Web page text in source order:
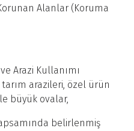
Alanlar (Koruma
Arazi Kullanımı
arazileri, özel ürün
büyük ovalar,
belirlenmiş